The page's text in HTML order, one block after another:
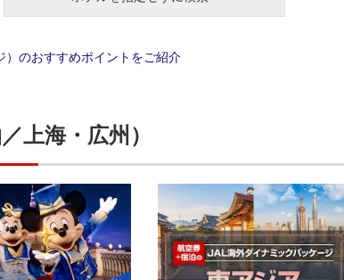
のおすすめポイントをご紹介
上海・広州）